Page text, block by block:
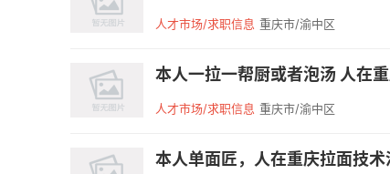
人才市场/求职信息 重庆市/渝中区
本人一拉一帮厨或者泡汤 人在
人才市场/求职信息 重庆市/渝中区
本人单面匠，人在重庆拉面技